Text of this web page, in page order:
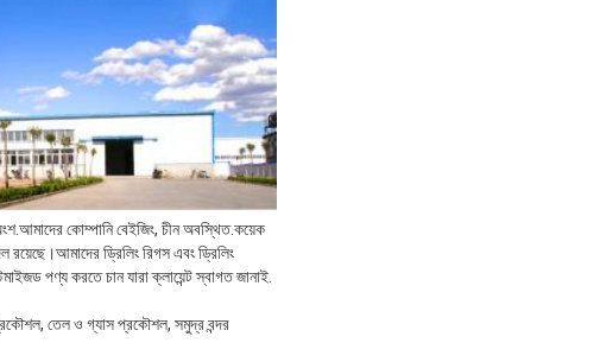
কোম্পানি বেইজিং, চীন অবস্থিত.কয়েক
রয়েছে।আমাদের ড্রিলিং রিগস এবং ড্রিলিং
পণ্য করতে চান যারা ক্লায়েন্ট স্বাগত জানাই.
তেল ও গ্যাস প্রকৌশল, সমুদ্র বন্দর